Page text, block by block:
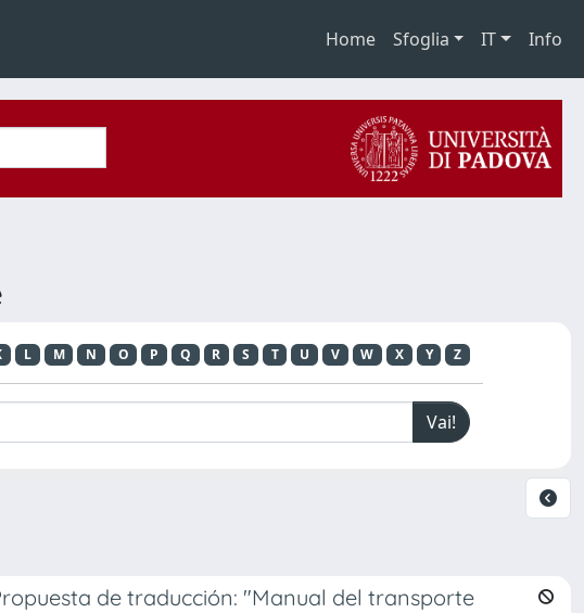
Home Sfoglia IT Info
L M N O P Q R S T U V W X Y Z
de traducción: "Manual del transporte